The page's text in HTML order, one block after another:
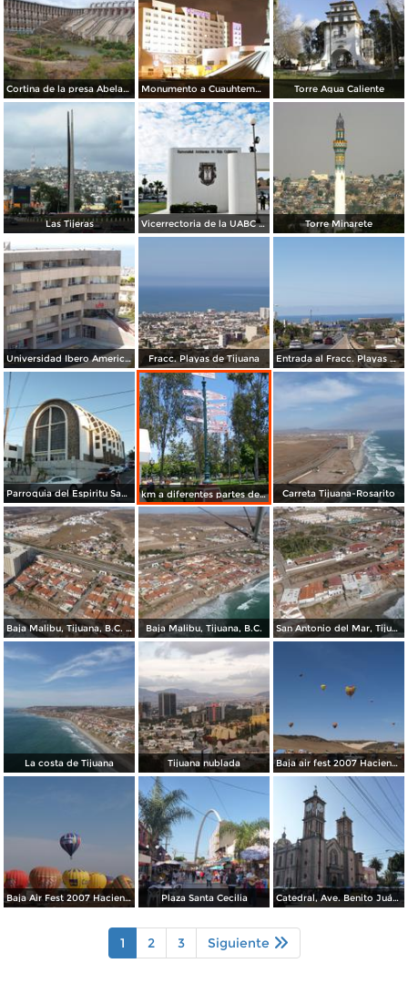
Cortina de la presa Abelardo L Rodríguez Monumento a Cuauhtemoc y el Hotel Camino Real Torre Agua Caliente
Las Tijeras Vicerrectoria de la UABC - Campus Tijuana Torre Minarete
Universidad Ibero Americana Fracc. Playas de Tijuana Entrada al Fracc. Playas de Tijuana
Parroquia del Espiritu Santo, Fracc. Chapultepec km a diferentes partes de Mexico Carreta Tijuana-Rosarito
Baja Malibu, Tijuana, B.C. (2) Baja Malibu, Tijuana, B.C. San Antonio del Mar, Tijuana, B.C.
La costa de Tijuana Tijuana nublada Baja air fest 2007 Hacienda las Delicias (2)
Baja Air Fest 2007 Hacienda las Delicias Plaza Santa Cecilia Catedral, Ave. Benito Juárez y Niños Heroes
1 2 3 Siguiente